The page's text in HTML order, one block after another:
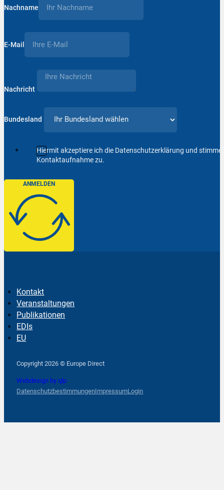
Nachname
E-Mail
Nachricht
Bundesland
Hiermit akzeptiere ich die Datenschutzerklärung und
Kontaktaufnahme zu.
ANMELDEN
Kontakt
Veranstaltungen
Publikationen
EDIs
EU
Copyright 2026 © Europe Direct
Webdesign by qlp
DatenschutzbestimmungenImpressumLogin